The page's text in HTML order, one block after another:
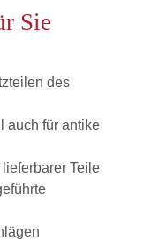
Sie
des
auch für antike
Teile